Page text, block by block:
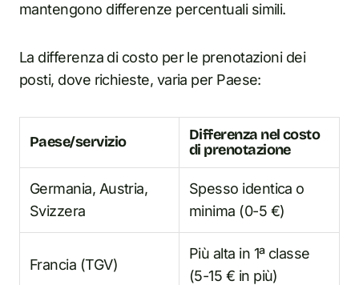
mantengono differenze percentuali simili.
La differenza di costo per le prenotazioni dei
posti, dove richieste, varia per Paese:
Paese/servizio
Differenza nel costo
di prenotazione
Germania, Austria,
Svizzera
Spesso identica o
minima (0-5 €)
Francia (TGV)
Più alta in 1ª classe
(5-15 € in più)